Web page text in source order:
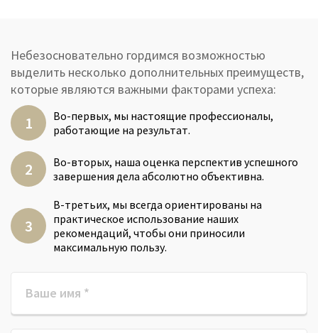
Небезосновательно гордимся возможностью
выделить несколько дополнительных преимуществ,
которые являются важными факторами успеха:
Во-первых, мы настоящие профессионалы,
работающие на результат.
Во-вторых, наша оценка перспектив успешного
завершения дела абсолютно объективна.
В-третьих, мы всегда ориентированы на
практическое использование наших
рекомендаций, чтобы они приносили
максимальную пользу.